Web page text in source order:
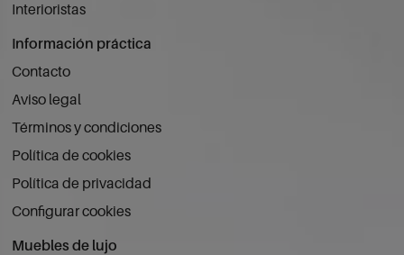
Interioristas
Información práctica
Contacto
Aviso legal
Términos y condiciones
Política de cookies
Política de privacidad
Configurar cookies
Muebles de lujo